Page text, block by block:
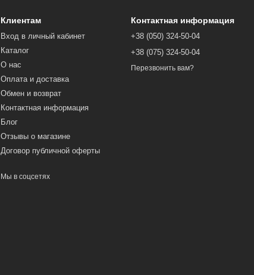
Клиентам
Вход в личный кабинет
Каталог
О нас
Оплата и доставка
Обмен и возврат
Контактная информация
Блог
Отзывы о магазине
Договор публичной оферты
Мы в соцсетях
Контактная информация
+38 (050) 324-50-04
+38 (075) 324-50-04
Перезвонить вам?